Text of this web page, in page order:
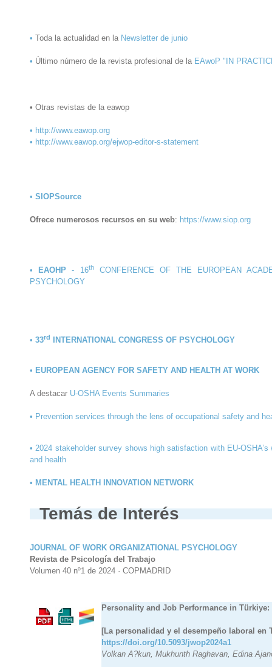
• Toda la actualidad en laNewsletter de junio
• Último número de la revista profesional de la EAwoP "IN
• Otras revistas de la eawop
• http://www.eawop.org
• http://www.eawop.org/ejwop-editor-s-statement
• SIOPSource
Ofrece numerosos recursos en su web: https://www.siop.org
• EAOHP - 16thCONFERENCE OF THE EUROPEAN
PSYCHOLOGY
• 33rd INTERNATIONAL CONGRESS OF PSYCHOLOGY
• EUROPEAN AGENCY FOR SAFETY AND HEALTH AT WORK
A destacar U-OSHA Events Summaries
• Prevention services through the lens of occupational safety and
•2024 stakeholder survey shows high satisfaction with EU-
and health
• MENTAL HEALTH INNOVATION NETWORK
Temás de Interés
JOURNAL OF WORK ORGANIZATIONAL PSYCHOLOGY
Revista de Psicología del Trabajo
Volumen 40 nº1 de 2024 · COPMADRID
Personality and Job Performance in
[La personalidad y el desempeño laboral
https://doi.org/10.5093/jwop2024a1
Volkan A?kun, Mukhunth Raghavan, Edina